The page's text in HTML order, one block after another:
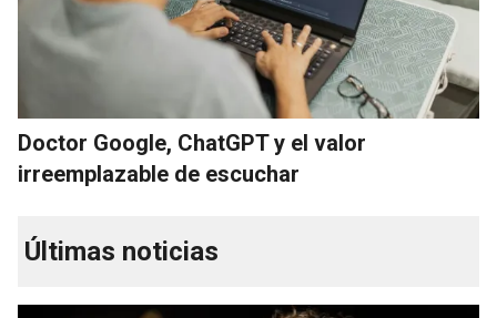
Doctor Google, ChatGPT y el valor
irreemplazable de escuchar
Últimas noticias